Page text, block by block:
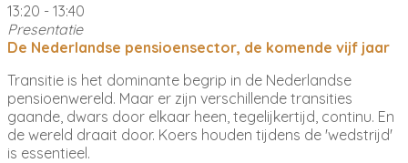
13:20 - 13:40
Presentatie
De Nederlandse pensioensector, de komende vijf jaar
Transitie is het dominante begrip in de Nederlandse
pensioenwereld. Maar er zijn verschillende transities
gaande, dwars door elkaar heen, tegelijkertijd, continu. En
de wereld draait door. Koers houden tijdens de 'wedstrijd'
is essentieel.